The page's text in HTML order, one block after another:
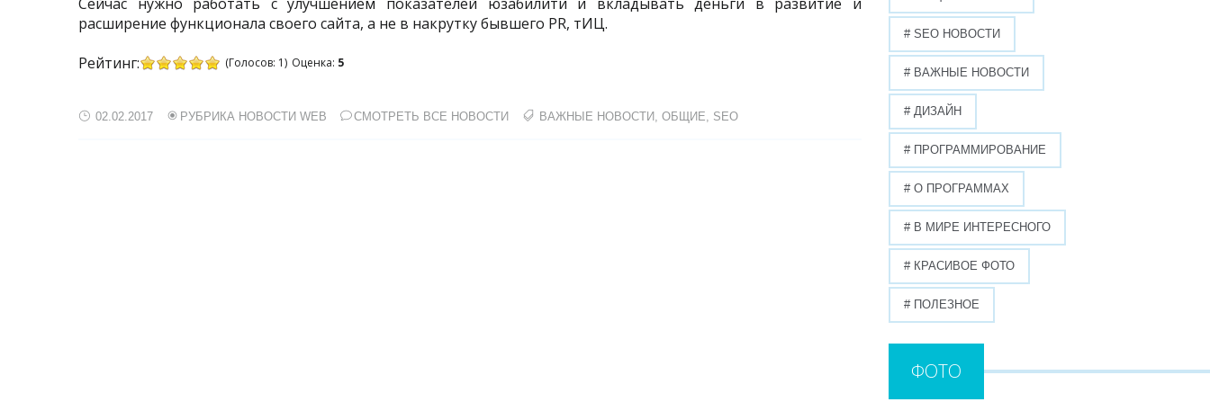
расширение функционала своего сайта, а не в накрутку бывшего PR, тИЦ.
Рейтинг:
(Голосов: 1) Оценка: 5
02.02.2017 РУБРИКА НОВОСТИ WEB СМОТРЕТЬ ВСЕ НОВОСТИ ВАЖНЫЕ НОВОСТИ , ОБЩИЕ, SEO
# SEO НОВОСТИ
# ВАЖНЫЕ НОВОСТИ
# ДИЗАЙН
# ПРОГРАММИРОВАНИЕ
# О ПРОГРАММАХ
# В МИРЕ ИНТЕРЕСНОГО
# КРАСИВОЕ ФОТО
# ПОЛЕЗНОЕ
ФОТО